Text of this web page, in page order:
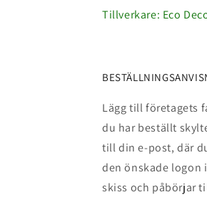
Tillverkare: Eco
Lägg tillföretagets
du har beställt
till din e-post, där
den önskade logon
skiss och påbörjar